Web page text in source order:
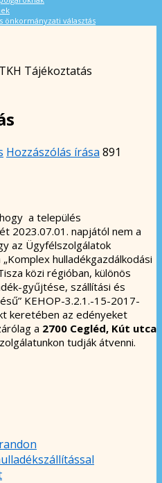
önkormányzati választás
Tájékoztatás
Hozzászólás írása 891
a település
2023.07.01. napjától nem a
az Ügyfélszolgálatok
hulladékgazdálkodási
közi régióban, különös
gyűjtése, szállítási és
KEHOP-3.2.1.-15-2017-
keretében az edényeket
a 2700 Cegléd, Kút utca
tudják átvenni.